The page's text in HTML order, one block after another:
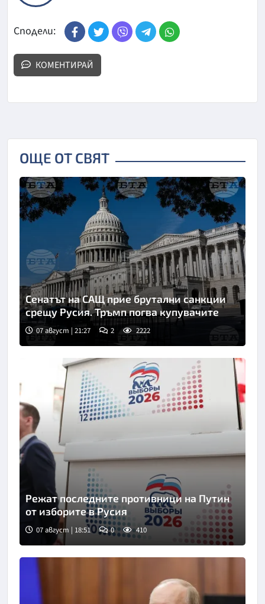
Сподели:
КОМЕНТИРАЙ
ОЩЕ ОТ СВЯТ
Сенатът на САЩ прие брутални санкции
срещу Русия. Тръмп погва купувачите
07 август | 21:27 2 2222
Снимка: ТАСС
Режат последните противници на Путин
от изборите в Русия
07 август | 18:51 0 410